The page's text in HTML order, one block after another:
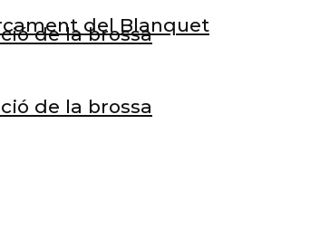
de la brossa
del Blanquet
de la brossa